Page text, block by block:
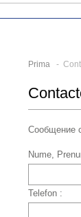
Prima -
Сообщение
Nume,
Telefon :